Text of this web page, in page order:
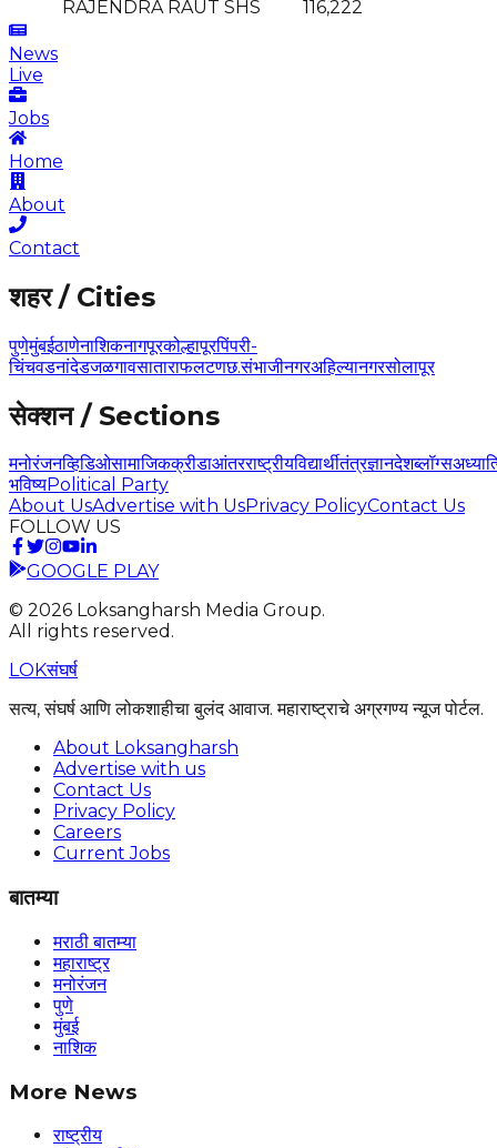
RAJENDRA RAUT SHS 116,222
News
Live
Jobs
Home
About
Contact
शहर / Cities
पुणेमुंबईठाणेनाशिकनागपूरकोल्हापूरपिंपरी-
चिंचवडनांदेडजळगावसाताराफलटणछ.संभाजीनगरअहिल्यानगरसोलापूर
सेक्शन / Sections
मनोरंजनव्हिडिओसामाजिकक्रीडाआंतरराष्ट्रीयविद्यार्थीतंत्रज्ञानदेशब्लॉग्स
भविष्यPolitical Party
About UsAdvertise with UsPrivacy PolicyContact Us
FOLLOW US
GOOGLE PLAY
© 2026 Loksangharsh Media Group.
All rights reserved.
LOKसंघर्ष
सत्य, संघर्ष आणि लोकशाहीचा बुलंद आवाज. महाराष्ट्राचे अग्रगण्य न्यूज पोर्टल.
About Loksangharsh
Advertise with us
Contact Us
Privacy Policy
Careers
Current Jobs
बातम्या
मराठी बातम्या
महाराष्ट्र
मनोरंजन
पुणे
मुंबई
नाशिक
More News
राष्ट्रीय